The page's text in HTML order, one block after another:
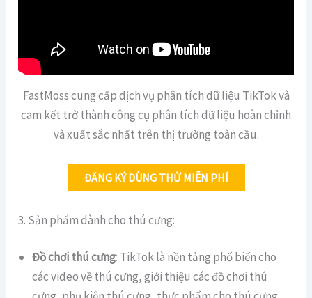
FastMoss cung cấp dịch vụ phân tích dữ liệu TikTok và
cam kết trở thành công cụ phân tích dữ liệu hoàn chỉnh
và xuất sắc nhất trên thị trường toàn cầu.
ĐĂNG KÝ DÙNG THỬ MIỄN PHÍ
3. Sản phẩm dành cho thú cưng:
Đồ chơi thú cưng: TikTok là nền tảng phổ biến cho
các video về thú cưng, giới thiệu các đồ chơi thú